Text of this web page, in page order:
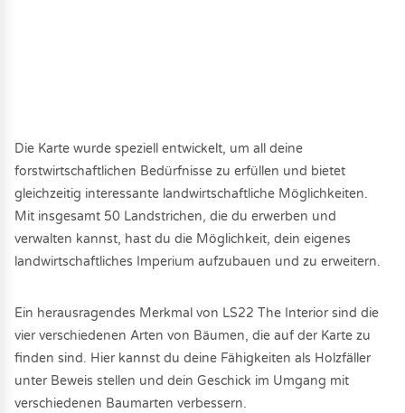
Die Karte wurde speziell entwickelt, um all deine
forstwirtschaftlichen Bedürfnisse zu erfüllen und bietet
gleichzeitig interessante landwirtschaftliche Möglichkeiten.
Mit insgesamt 50 Landstrichen, die du erwerben und
verwalten kannst, hast du die Möglichkeit, dein eigenes
landwirtschaftliches Imperium aufzubauen und zu erweitern.
Ein herausragendes Merkmal von LS22 The Interior sind die
vier verschiedenen Arten von Bäumen, die auf der Karte zu
finden sind. Hier kannst du deine Fähigkeiten als Holzfäller
unter Beweis stellen und dein Geschick im Umgang mit
verschiedenen Baumarten verbessern.